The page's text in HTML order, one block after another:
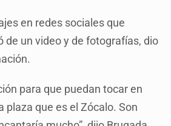
en redes sociales que
de un video y de fotografías, dio
para que puedan tocar en
plaza que es el Zócalo. Son